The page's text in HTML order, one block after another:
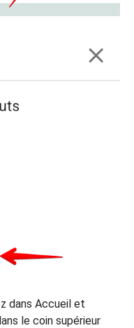
dans Accueil et
le coin supérieur